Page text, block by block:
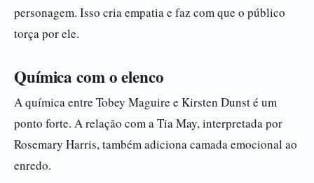
personagem. Isso cria empatia e faz com que o público
torça por ele.
Química com o elenco
A química entre Tobey Maguire e Kirsten Dunst é um
ponto forte. A relação com a Tia May, interpretada por
Rosemary Harris, também adiciona camada emocional ao
enredo.